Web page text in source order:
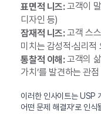
표면적 니즈:고객이
디자인 등)
잠재적 니즈:고객 스
미치는 감성적·심리적
통찰적 이해:고객의
가치’를 발견하는 관점
이러한 인사이트는 USP
어떤 문제 해결자’로 인